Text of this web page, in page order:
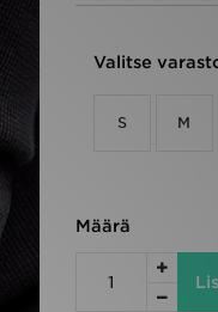
Valitse
S M
Määrä